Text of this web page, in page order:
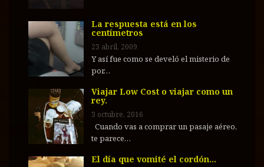
La respuesta está en los
centímetros
23 abril, 2009
Y así fue como se develó el misterio de
por…
Viajar Low Cost o viajar como un
rey.
3 octubre, 2016
Cuando vas a comprar un pasaje aéreo,
te parece…
El día que vomité el cordón…